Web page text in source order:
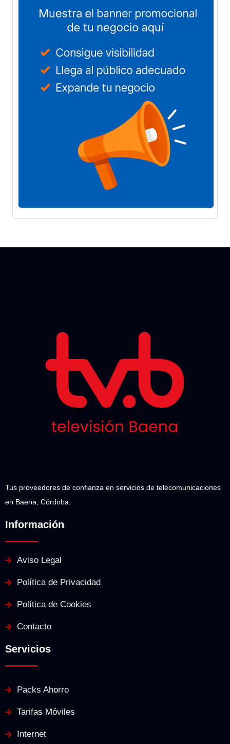
Tus proveedores de confianza en servicios de telecomunicaciones
en Baena, Córdoba.
Información
Aviso Legal
Política de Privacidad
Política de Cookies
Contacto
Servicios
Packs Ahorro
Tarifas Móviles
Internet